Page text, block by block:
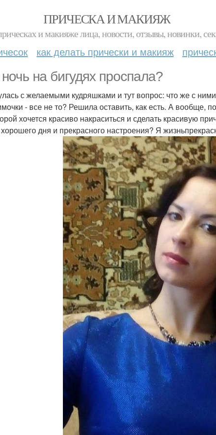
ПРИЧЕСКА И МАКИЯЖ
и макияже лица, новости, отзывы, новинки,
как делать прически и макияж
на бигудях проспала?
с желаемыми кудряшками и тут вопрос: что же с
- все не то? Решила оставить, как есть. А вообще,
хочется красиво накраситься и сделать красивую
дня и прекрасного настроения? Я